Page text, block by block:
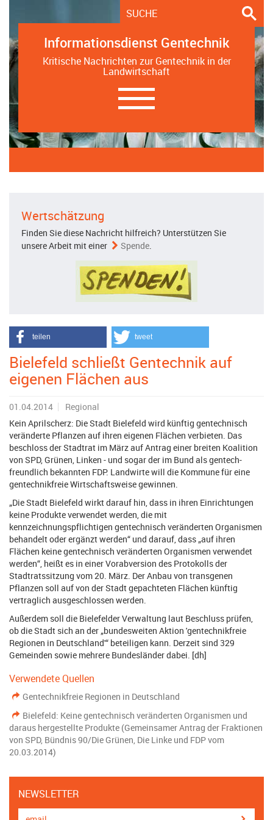
Informationsdienst Gentechnik
Kritische Nachrichten zur Gentechnik in der
Landwirtschaft
Navigation
ein-/ausblenden
Wertschätzung
Finden Sie diese Nachricht hilfreich? Unterstützen Sie
unsere Arbeit mit einer
Spende.
teilen tweet
Bielefeld schließt Gentechnik auf
eigenen Flächen aus
01.04.2014
Regional
Kein Aprilscherz: Die Stadt Bielefeld wird künftig gentechnisch
veränderte Pflanzen auf ihren eigenen Flächen verbieten. Das
beschloss der Stadtrat im März auf Antrag einer breiten Koalition
von SPD, Grünen, Linken - und sogar der im Bund als gentech-
freundlich bekannten FDP. Landwirte will die Kommune für eine
gentechnikfreie Wirtschaftsweise gewinnen.
„Die Stadt Bielefeld wirkt darauf hin, dass in ihren Einrichtungen
keine Produkte verwendet werden, die mit
kennzeichnungspflichtigen gentechnisch veränderten Organismen
behandelt oder ergänzt werden“ und darauf, dass „auf ihren
Flächen keine gentechnisch veränderten Organismen verwendet
werden“, heißt es in einer Vorabversion des Protokolls der
Stadtratssitzung vom 20. März. Der Anbau von transgenen
Pflanzen soll auf von der Stadt gepachteten Flächen künftig
vertraglich ausgeschlossen werden.
Außerdem soll die Bielefelder Verwaltung laut Beschluss prüfen,
ob die Stadt sich an der „bundesweiten Aktion 'gentechnikfreie
Regionen in Deutschland'“ beteiligen kann. Derzeit sind 329
Gemeinden sowie mehrere Bundesländer dabei. [dh]
Verwendete Quellen
Gentechnikfreie Regionen in Deutschland
Bielefeld: Keine gentechnisch veränderten Organismen und
daraus hergestellte Produkte (Gemeinsamer Antrag der Fraktionen
von SPD, Bündnis 90/Die Grünen, Die Linke und FDP vom
20.03.2014)
NEWSLETTER